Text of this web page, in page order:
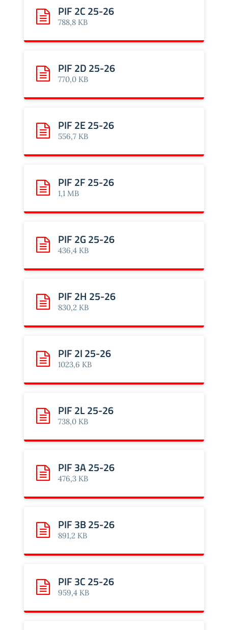
Scarica: PIF 2C 25-26
PIF 2C 25-26
788,8 KB
Scarica: PIF 2D 25-26
PIF 2D 25-26
770,0 KB
Scarica: PIF 2E 25-26
PIF 2E 25-26
556,7 KB
Scarica: PIF 2F 25-26
PIF 2F 25-26
1,1 MB
Scarica: PIF 2G 25-26
PIF 2G 25-26
436,4 KB
Scarica: PIF 2H 25-26
PIF 2H 25-26
830,2 KB
Scarica: PIF 2I 25-26
PIF 2I 25-26
1023,6 KB
Scarica: PIF 2L 25-26
PIF 2L 25-26
738,0 KB
Scarica: PIF 3A 25-26
PIF 3A 25-26
476,3 KB
Scarica: PIF 3B 25-26
PIF 3B 25-26
891,2 KB
Scarica: PIF 3C 25-26
PIF 3C 25-26
959,4 KB